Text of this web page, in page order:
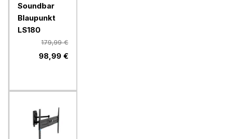
Soundbar
Blaupunkt
LS180
179,99 €
98,99 €